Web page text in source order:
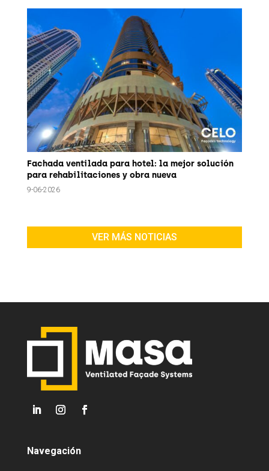
Fachada ventilada para hotel: la mejor solución
para rehabilitaciones y obra nueva
9-06-2026
VER MÁS NOTICIAS
Navegación